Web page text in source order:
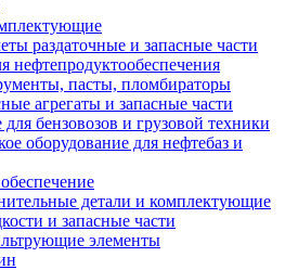
раздаточные и запасные части
нефтепродуктообеспечения
пасты, пломбираторы
агрегаты и запасные части
бензовозов и грузовой техники
оборудование для нефтебаз и
детали и комплектующие
и запасные части
элементы